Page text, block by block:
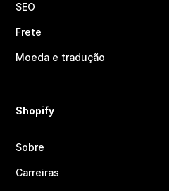
SEO
Frete
Moeda e tradução
Shopify
Sobre
Carreiras